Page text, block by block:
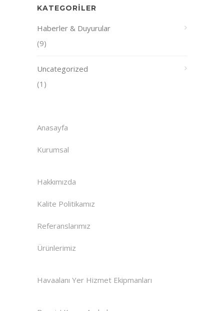
KATEGORILER
Haberler & Duyurular
(9)
Uncategorized
(1)
Anasayfa
Kurumsal
Hakkımızda
Kalite Politikamız
Referanslarımız
Ürünlerimiz
Havaalanı Yer Hizmet Ekipmanları